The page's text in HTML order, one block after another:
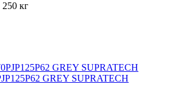
250 кг
GREY SUPRATECH